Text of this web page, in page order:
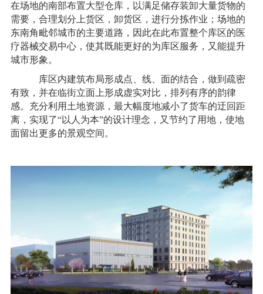
在场地的南部布置大型仓库，以满足储存装卸大量货物的
需要，合理划分上货区，卸货区，进行分拣作业；场地的
东南角毗邻城市的主要道路，因此在此布置整个库区的医
疗器械交易中心，使其既能更好的为库区服务，又能提升
城市形象。
库区内建筑布局形成点、线、面的结合，做到疏密
有致，并在临街立面上形成虚实对比，排列有序的韵律
感。充分利用土地资源，最大幅度地减小了货车的迂回距
离，实现了“以人为本”的设计理念，又节约了用地，使地
面留出更多的景观空间 。